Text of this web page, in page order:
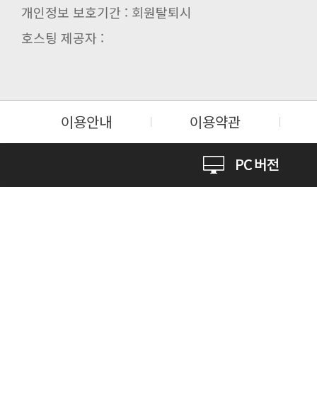
개인정보 보호기간 : 회원탈퇴시
호스팅 제공자 :
이용안내 이용약관